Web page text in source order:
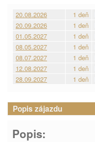
20.08.2026 1 deň
20.09.2026
1 deň
01.05.2027
1 deň
08.05.2027
1 deň
08.07.2027
1 deň
12.08.2027
1 deň
28.09.2027
1 deň
Popis zájazdu
Popis: